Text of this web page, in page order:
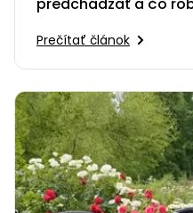
Prečítať článok